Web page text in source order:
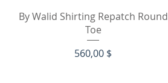
Schnellansicht
By Walid Shirting Repatch Round
Toe
Preis
560,00 $